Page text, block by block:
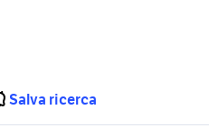
Salva ricerca